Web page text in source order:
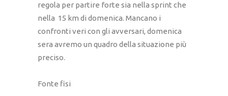
regola per partire forte sia nella sprint che
nella 15 km di domenica. Mancano i
confronti veri con gli avversari, domenica
sera avremo un quadro della situazione più
preciso.
Fonte fisi